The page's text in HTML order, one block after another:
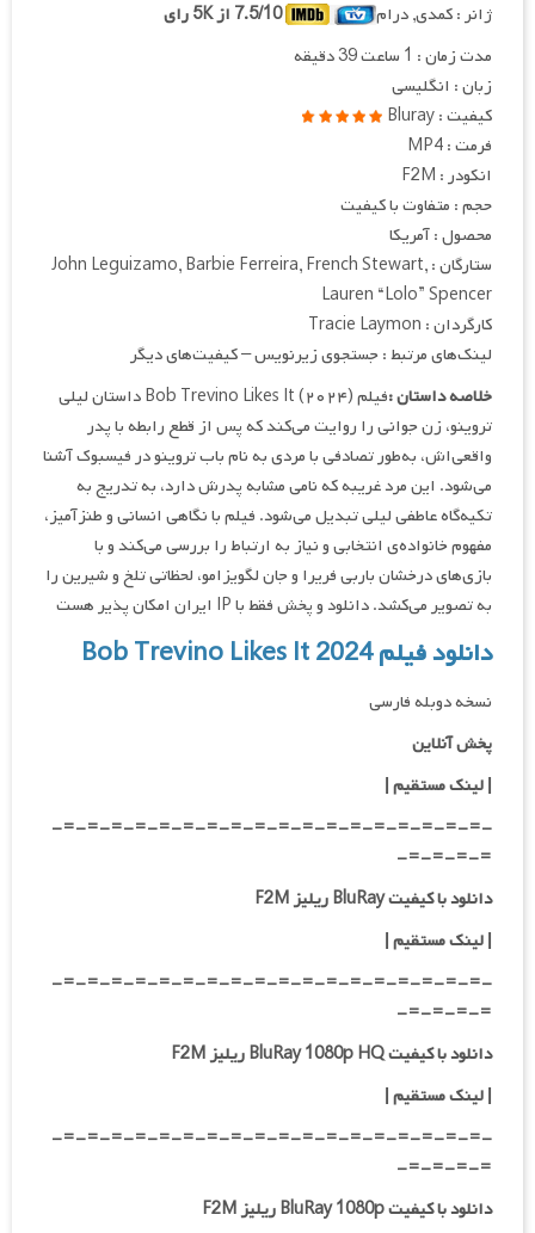
ژانر : کمدی, درام
7.5/10 از 5K رای
مدت زمان : 1 ساعت 39 دقیقه
زبان : انگلیسی
کیفیت : Bluray
فرمت : MP4
انکودر : F2M
حجم : متفاوت با کیفیت
محصول : آمریکا
ستارگان : John Leguizamo, Barbie Ferreira, French Stewart,
Lauren “Lolo” Spencer
کارگردان : Tracie Laymon
لینک‌های مرتبط : جستجوی زیرنویس – کیفیت‌های دیگر
خلاصه داستان :
فیلم Bob Trevino Likes It (۲۰۲۴) داستان لیلی
تروینو، زن جوانی را روایت می‌کند که پس از قطع رابطه با پدر
واقعی‌اش، به‌طور تصادفی با مردی به نام باب تروینو در فیسبوک آشنا
می‌شود. این مرد غریبه که نامی مشابه پدرش دارد، به تدریج به
تکیه‌گاه عاطفی لیلی تبدیل می‌شود. فیلم با نگاهی انسانی و طنزآمیز،
مفهوم خانواده‌ی انتخابی و نیاز به ارتباط را بررسی می‌کند و با
بازی‌های درخشان باربی فریرا و جان لگویزامو، لحظاتی تلخ و شیرین را
به تصویر می‌کشد. دانلود و پخش فقط با IP ایران امکان پذیر هست
دانلود فیلم Bob Trevino Likes It 2024
نسخه دوبله فارسی
پخش آنلاین
| لینک مستقیم |
-=-=-=-=-=-=-=-=-=-=-=-=-=-=-=-=-=-=-
=-=-=-=-
دانلود با کیفیت BluRay ریلیز F2M
| لینک مستقیم |
-=-=-=-=-=-=-=-=-=-=-=-=-=-=-=-=-=-=-
=-=-=-=-
دانلود با کیفیت BluRay 1080p HQ ریلیز F2M
| لینک مستقیم |
-=-=-=-=-=-=-=-=-=-=-=-=-=-=-=-=-=-=-
=-=-=-=-
دانلود با کیفیت BluRay 1080p ریلیز F2M